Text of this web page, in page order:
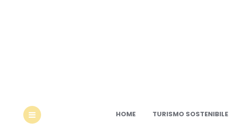
HOME TURISMO SOSTENIBILE